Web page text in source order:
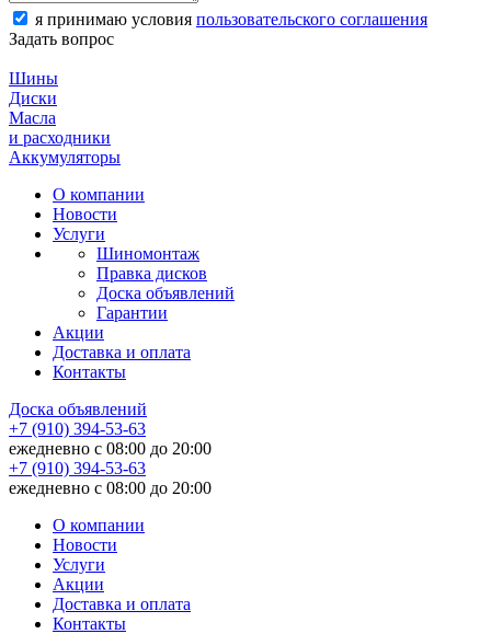
я принимаю условия пользовательского соглашения
Задать вопрос
Шины
Диски
Масла
и расходники
Аккумуляторы
О компании
Новости
Услуги
Шиномонтаж
Правка дисков
Доска объявлений
Гарантии
Акции
Доставка и оплата
Контакты
Доска объявлений
+7 (910) 394-53-63
ежедневно с 08:00 до 20:00
+7 (910) 394-53-63
ежедневно с 08:00 до 20:00
О компании
Новости
Услуги
Акции
Доставка и оплата
Контакты